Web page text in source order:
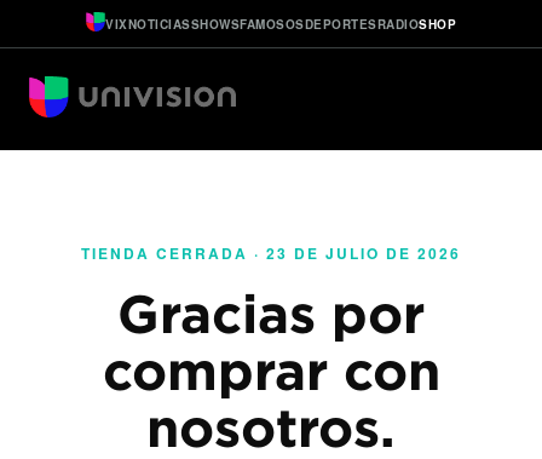
VIXNOTICIASSHOWSFAMOSOSDEPORTESRADIOSHOP
TIENDA CERRADA · 23 DE JULIO DE 2026
Gracias por
comprar con
nosotros.